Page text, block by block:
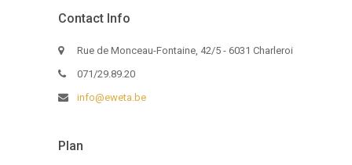
Contact Info
Rue de Monceau-Fontaine, 42/5 - 6031 Charleroi
071/29.89.20
info@eweta.be
Plan